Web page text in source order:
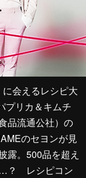
会えるレシピ大
プリカ＆キムチ
品流通公社）の
のセヨンが見
露。500品を超え
…？ レシピコン